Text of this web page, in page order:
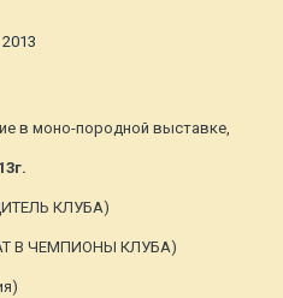
в моно-породной выставке,
КЛУБА)
В ЧЕМПИОНЫ КЛУБА)